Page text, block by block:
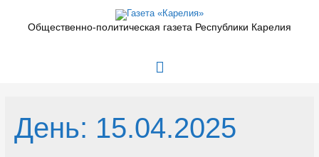
содержимомуОбщественно-политическая газета Республики Карелия
Главное
День: 15.04.2025